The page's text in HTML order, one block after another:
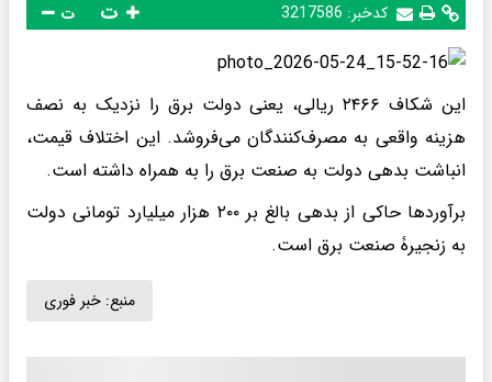
کدخبر: 3217586 ت
این شکاف ۲۴۶۶ ریالی، یعنی دولت برق را نزدیک به نصف
هزینه واقعی به مصرف‌کنندگان می‌فروشد. این اختلاف قیمت،
انباشت بدهی دولت به صنعت برق را به همراه داشته است.
برآوردها حاکی از بدهی بالغ بر ۲۰۰ هزار میلیارد تومانی دولت
به زنجیرۀ صنعت برق است.
منبع: خبر فوری